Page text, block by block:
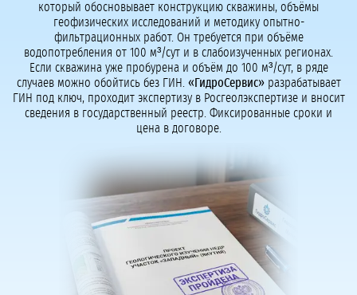
который обосновывает конструкцию скважины, объёмы
геофизических исследований и методику опытно-
фильтрационных работ. Он требуется при объёме
водопотребления от 100 м³/сут и в слабоизученных регионах.
Если скважина уже пробурена и объём до 100 м³/сут, в ряде
случаев можно обойтись без ГИН. «ГидроСервис»разрабатывает
ГИН под ключ, проходит экспертизу в Росгеолэкспертизе и вносит
сведения в государственный реестр. Фиксированные сроки и
цена в договоре.